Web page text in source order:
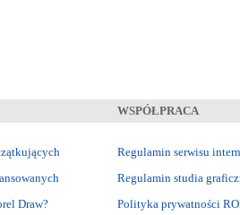
Draw?
WSPÓŁPRACA
Regulamin serwisu
Regulamin studia
Polityka prywatności